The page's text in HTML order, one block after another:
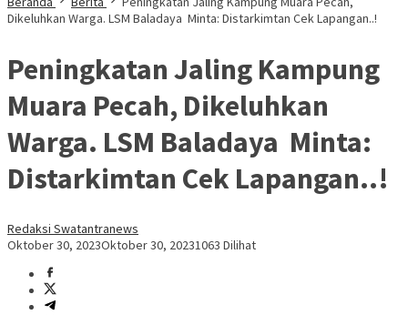
Dikeluhkan Warga. LSM Baladaya Minta: Distarkimtan Cek Lapangan..!
Peningkatan Jaling Kampung
Muara Pecah, Dikeluhkan
Warga. LSM Baladaya Minta:
Distarkimtan Cek Lapangan..!
Redaksi Swatantranews
Oktober 30, 2023Oktober 30, 20231063 Dilihat